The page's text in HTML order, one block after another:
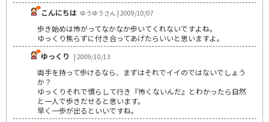
こんにちは ゆうゆうさん | 2009/10/07
歩き始めは怖がってなかなか歩いてくれないですよね。
ゆっくり焦らずに付き合ってあげたらいいと思いますよ。
ゆっくり
| 2009/10/13
両手を持って歩けるなら、まずはそれでイイのではないでしょう
か？
ゆっくりそれで慣らして行き『怖くないんだ』とわかったら自然
と一人で歩きだせると思います。
早く一歩が出るといいですね。